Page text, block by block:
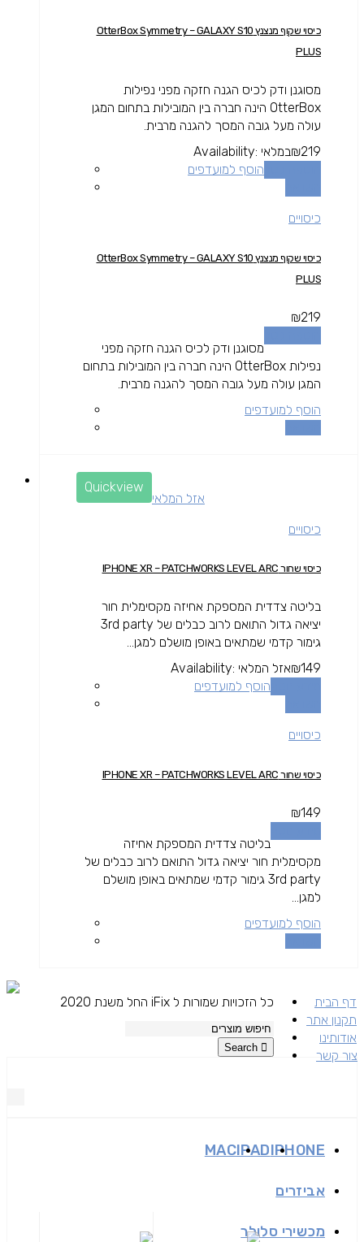
כיסוי שקוף מנצנץ OtterBox Symmetry – GALAXY S10
PLUS
מסוגנן ודק לכיס הגנה חזקה מפני נפילות
OtterBox הינה חברה בין המובילות בתחום המגן
עולה מעל גובה המסך להגנה מרבית.
₪219
Availability: במלאי
הוסף למועדפים
כיסויים
כיסוי שקוף מנצנץ OtterBox Symmetry – GALAXY S10
PLUS
₪219
מסוגנן ודק לכיס הגנה חזקה מפני
נפילות OtterBox הינה חברה בין המובילות בתחום
המגן עולה מעל גובה המסך להגנה מרבית.
הוסף למועדפים
Quickview
אזל המלאי
כיסויים
כיסוי שחור IPHONE XR – PATCHWORKS LEVEL ARC
בליטה צדדית המספקת אחיזה מקסימלית חור
יציאה גדול התואם לרוב כבלים של 3rd party
גימור קדמי שמתאים באופן מושלם למגן...
₪149
Availability: אזל המלאי
הוסף למועדפים
כיסויים
כיסוי שחור IPHONE XR – PATCHWORKS LEVEL ARC
₪149
בליטה צדדית המספקת אחיזה
מקסימלית חור יציאה גדול התואם לרוב כבלים של
3rd party גימור קדמי שמתאים באופן מושלם
למגן...
הוסף למועדפים
דף הבית
תקנון אתר
אודותינו
צור קשר
כל הזכויות שמורות ל iFix החל משנת 2020
IPHONE
IPAD
MAC
אביזרים
מכשירי סלולר
Search